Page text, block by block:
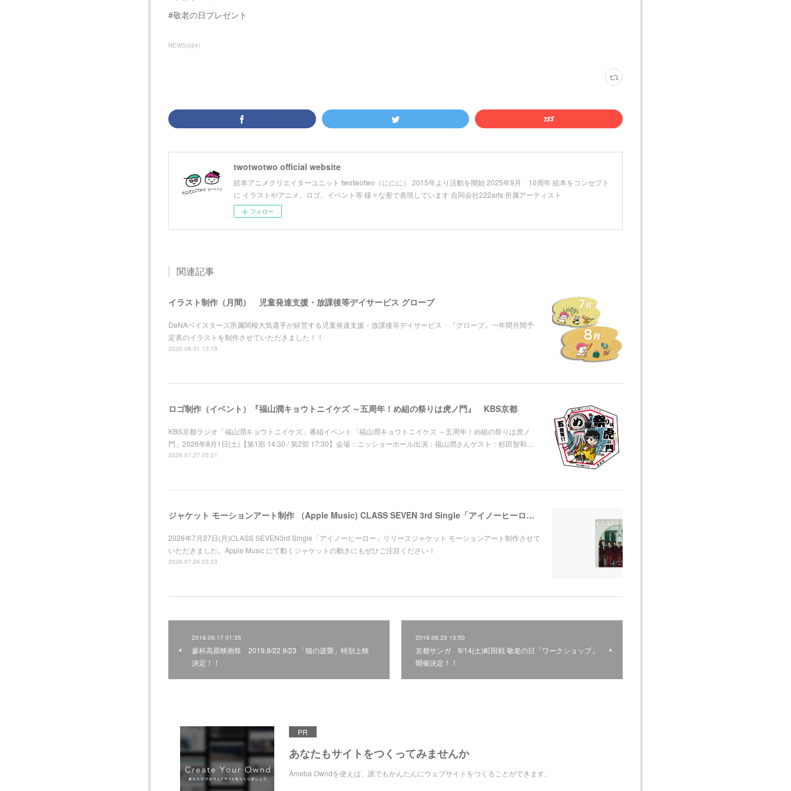
#敬老の日プレゼント
NEWS(384)
twotwotwo official website
絵本アニメクリエイターユニット twotwotwo（ににに） 2015年より活動を開始 2025年9月 10周年 絵本をコンセプト
に イラストやアニメ、ロゴ、イベント等 様々な形で表現しています 合同会社222arts 所属アーティスト
フォロー
関連記事
イラスト制作（月間） 児童発達支援・放課後等デイサービス グローブ
DeNAベイスターズ所属関根大気選手が経営する児童発達支援・放課後等デイサービス 『グローブ』一年間月間予
定表のイラストを制作させていただきました！！
2026.08.01 13:18
ロゴ制作（イベント）『福山潤キョウトニイケズ ～五周年！め組の祭りは虎ノ門』 KBS京都
KBS京都ラジオ「福山潤キョウトニイケズ」番組イベント「福山潤キョウトニイケズ ～五周年！め組の祭りは虎ノ
門」2026年8月1日(土)【第1部 14:30 / 第2部 17:30】会場：ニッショーホール出演：福山潤さんゲスト：杉田智和…
2026.07.27 05:21
ジャケット モーションアート制作 （Apple Music) CLASS SEVEN 3rd Single「アイノーヒーロー」
2026年7月27日(月)CLASS SEVEN3rd Single「アイノーヒーロー」リリースジャケット モーションアート制作させて
いただきました。Apple Music にて動くジャケットの動きにもぜひご注目ください！
2026.07.26 23:23
2019.09.17 01:35
蓼科高原映画祭 2019.9/22 9/23 「猫の逆襲」特別上映
決定！！
2019.08.23 13:50
京都サンガ 9/14(土)町田戦 敬老の日「ワークショップ」
開催決定！！
PR
あなたもサイトをつくってみませんか
Ameba Owndを使えば、誰でもかんたんにウェブサイトをつくることができます。